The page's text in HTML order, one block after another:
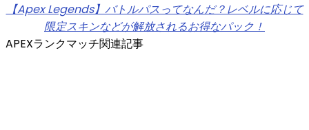
【Apex Legends】バトルパスってなんだ？レベルに応じて
限定スキンなどが解放されるお得なパック！
APEXランクマッチ関連記事